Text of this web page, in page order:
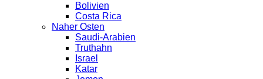
Bolivien
Costa Rica
Naher Osten
Saudi-Arabien
Truthahn
Israel
Katar